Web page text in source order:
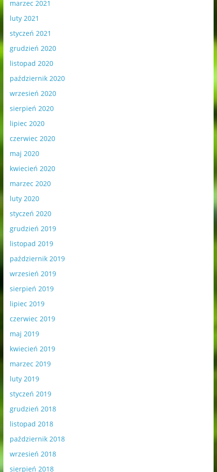
marzec 2021
luty 2021
styczeń 2021
grudzień 2020
listopad 2020
październik 2020
wrzesień 2020
sierpień 2020
lipiec 2020
czerwiec 2020
maj 2020
kwiecień 2020
marzec 2020
luty 2020
styczeń 2020
grudzień 2019
listopad 2019
październik 2019
wrzesień 2019
sierpień 2019
lipiec 2019
czerwiec 2019
maj 2019
kwiecień 2019
marzec 2019
luty 2019
styczeń 2019
grudzień 2018
listopad 2018
październik 2018
wrzesień 2018
sierpień 2018